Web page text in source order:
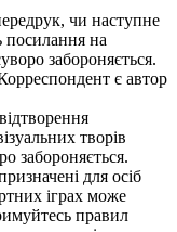
чи наступне
посилання на
забороняється.
є автор
творів
забороняється.
для осіб
іграх може
правил